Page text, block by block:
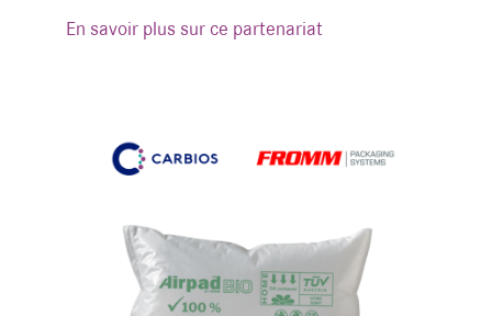
En savoir plus sur ce partenariat